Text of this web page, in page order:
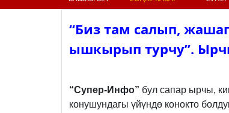
“Биз там салып,
ышкырып турчу”.
“Супер-Инфо” бул сапар ырчы,
конушундагы үйүндө конокто